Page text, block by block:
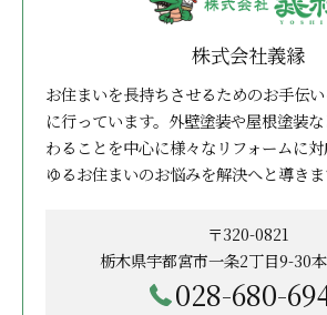
株式会社義縁
お住まいを長持ちさせるためのお手伝
に行っています。外壁塗装や屋根塗装
わることを中心に様々なリフォームに
ゆるお住まいのお悩みを解決へと導きま
〒320-0821
栃木県宇都宮市一条2丁目9-30
028-680-